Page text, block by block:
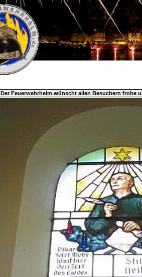
Der Feuerwehrhelm wünscht allen Besuchern frohe